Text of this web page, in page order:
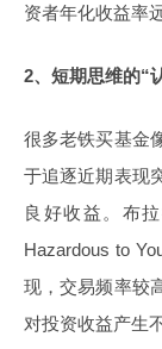
资者年化收益率
2、短期思维的“
很多老铁买基金
于追逐近期表现
良好收益。布
Hazardous to
现，交易频率较
对投资收益产生